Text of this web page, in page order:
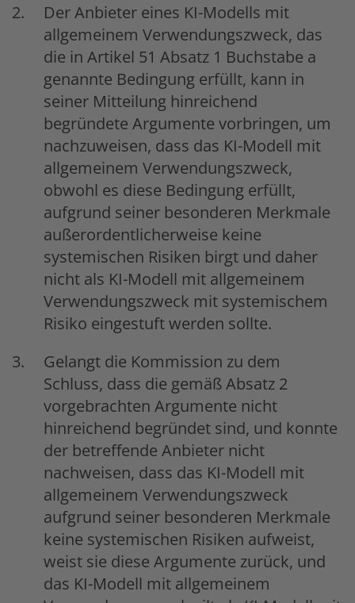
Der Anbieter eines KI-Modells mit
allgemeinem Verwendungszweck, das
die in Artikel 51 Absatz 1 Buchstabe a
genannte Bedingung erfüllt, kann in
seiner Mitteilung hinreichend
begründete Argumente vorbringen, um
nachzuweisen, dass das KI-Modell mit
allgemeinem Verwendungszweck,
obwohl es diese Bedingung erfüllt,
aufgrund seiner besonderen Merkmale
außerordentlicherweise keine
systemischen Risiken birgt und daher
nicht als KI-Modell mit allgemeinem
Verwendungszweck mit systemischem
Risiko eingestuft werden sollte.
Gelangt die Kommission zu dem
Schluss, dass die gemäß Absatz 2
vorgebrachten Argumente nicht
hinreichend begründet sind, und konnte
der betreffende Anbieter nicht
nachweisen, dass das KI-Modell mit
allgemeinem Verwendungszweck
aufgrund seiner besonderen Merkmale
keine systemischen Risiken aufweist,
weist sie diese Argumente zurück, und
das KI-Modell mit allgemeinem